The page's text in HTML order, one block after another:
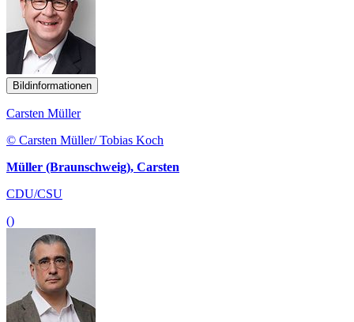
Bildinformationen
Carsten Müller
© Carsten Müller/ Tobias Koch
Müller (Braunschweig), Carsten
CDU/CSU
()